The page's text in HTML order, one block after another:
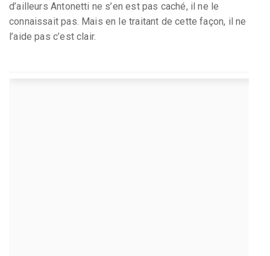
d’ailleurs Antonetti ne s’en est pas caché, il ne le
connaissait pas. Mais en le traitant de cette façon, il ne
l’aide pas c’est clair.